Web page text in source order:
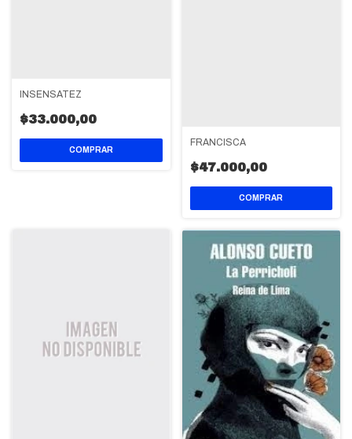
INSENSATEZ
$33.000,00
FRANCISCA
$47.000,00